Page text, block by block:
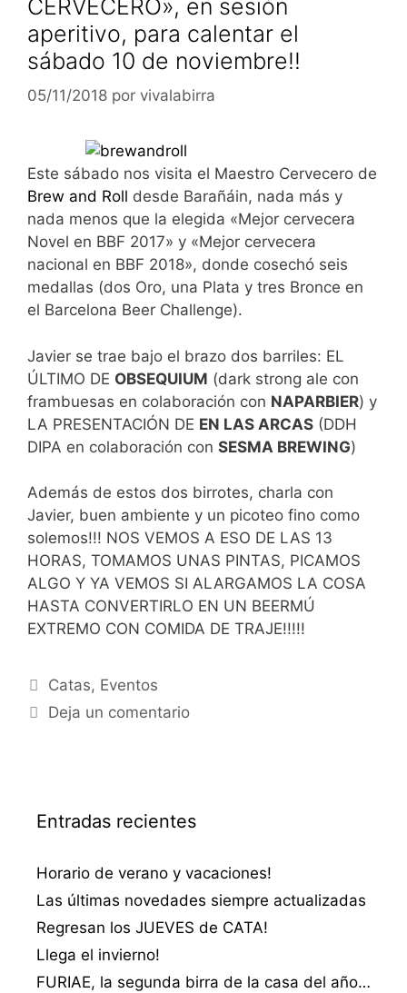
CERVECERO», en sesión
aperitivo, para calentar el
sábado 10 de noviembre!!
05/11/2018 por vivalabirra
Este sábado nos visita el Maestro Cervecero de
Brew and Roll desde Barañáin, nada más y
nada menos que la elegida «Mejor cervecera
Novel en BBF 2017» y «Mejor cervecera
nacional en BBF 2018», donde cosechó seis
medallas (dos Oro, una Plata y tres Bronce en
el Barcelona Beer Challenge).
Javier se trae bajo el brazo dos barriles: EL
ÚLTIMO DE OBSEQUIUM (dark strong ale con
frambuesas en colaboración con NAPARBIER) y
LA PRESENTACIÓN DE EN LAS ARCAS (DDH
DIPA en colaboración con SESMA BREWING)
Además de estos dos birrotes, charla con
Javier, buen ambiente y un picoteo fino como
solemos!!! NOS VEMOS A ESO DE LAS 13
HORAS, TOMAMOS UNAS PINTAS, PICAMOS
ALGO Y YA VEMOS SI ALARGAMOS LA COSA
HASTA CONVERTIRLO EN UN BEERMÚ
EXTREMO CON COMIDA DE TRAJE!!!!!
Categorías
Catas, Eventos
Deja un comentario
Entradas recientes
Horario de verano y vacaciones!
Las últimas novedades siempre actualizadas
Regresan los JUEVES de CATA!
Llega el invierno!
FURIAE, la segunda birra de la casa del año…